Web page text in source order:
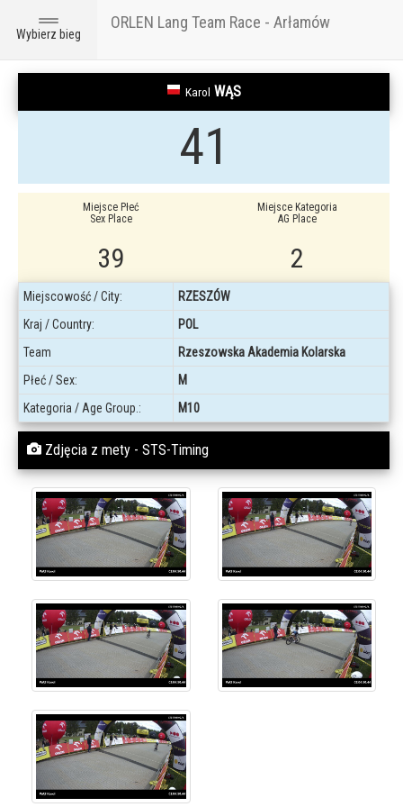
Toggle
navigation
Wybierz bieg
ORLEN Lang Team Race - Arłamów
Karol WĄS
41
Miejsce Płeć
Sex Place
39
Miejsce Kategoria
AG Place
2
Miejscowość / City:
RZESZÓW
Kraj / Country:
POL
Team
Rzeszowska Akademia Kolarska
Płeć / Sex:
M
Kategoria / Age Group.:
M10
Zdjęcia z mety - STS-Timing